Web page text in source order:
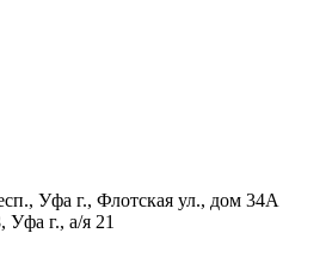
Уфа г., Флотская ул., дом 34А
Уфа г., а/я 21